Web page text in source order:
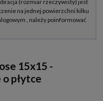
15x15 -
płytce